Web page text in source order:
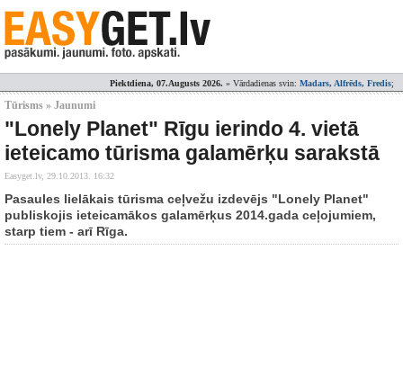
Piektdiena, 07.Augusts 2026. » Vārdadienas svin: Madars, Alfrēds, Fredis;
Tūrisms » Jaunumi
"Lonely Planet" Rīgu ierindo 4. vietā
ieteicamo tūrisma galamērķu sarakstā
Easyget.lv, 29.10.2013. 16:32
Pasaules lielākais tūrisma ceļvežu izdevējs "Lonely Planet"
publiskojis ieteicamākos galamērķus 2014.gada ceļojumiem,
starp tiem - arī Rīga.